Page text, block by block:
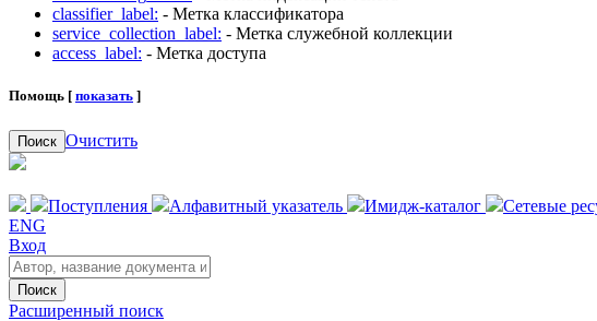
classifier_label: - Метка классификатора
service_collection_label: - Метка служебной коллекции
access_label: - Метка доступа
Помощь [ показать ]
Поиск Очистить
Поступления Алфавитный указатель Имидж-каталог
Сетевые
ENG
Вход
Поиск
Расширенный поиск